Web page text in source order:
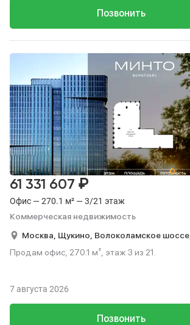
Позвонить
Офис — 270.1 м² — 3/21 этаж
Коммерческая недвижимость
61 331 607 ₽
Москва, Щукино, Волоколамское шоссе,
Продам офис, 270.1 м², этаж 3 из 21.
Позвонить
7 августа 2026